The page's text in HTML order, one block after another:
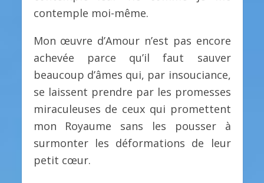
contemple moi-même.
Mon œuvre d’Amour n’est pas encore
achevée parce qu’il faut sauver
beaucoup d’âmes qui, par insouciance,
se laissent prendre par les promesses
miraculeuses de ceux qui promettent
mon Royaume sans les pousser à
surmonter les déformations de leur
petit cœur.